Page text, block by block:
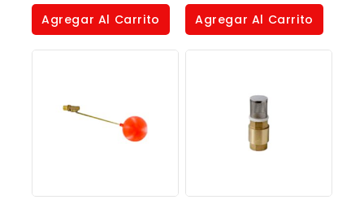
of
Agregar Al Carrito
of
Agregar Al Carrito